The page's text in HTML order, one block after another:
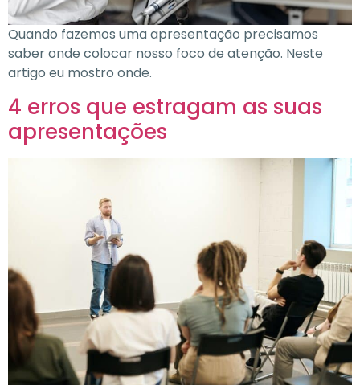
Quando fazemos uma apresentação precisamos
saber onde colocar nosso foco de atenção. Neste
artigo eu mostro onde.
4 erros que estragam as suas
apresentações